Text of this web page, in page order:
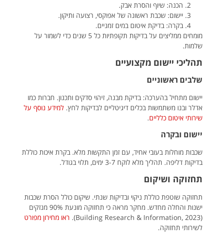
הכנה: שיוף והסרת אבק.
יישום: שכבת ראשונה של אפוקסי, רצועה ותיקון.
בקרה: בדיקת איטום במים זמניים.
מומחים ממליצים על בדיקות תקופתיות כל 5 שנים כדי לשמור על
שלמות.
תהליכי יישום מקצועיים
שלבים ראשוניים
יישום מתחיל בהערכה: בדיקת מבנה, זיהוי סדקים ותכנון. חברות כמו
אדלר ובנו משתמשות בכלים דיגיטליים לבדיקות לחץ. למידע נוסף על
שירותי איטום כלליים.
יישום ובקרה
שכבות מוחלות בעובי אחיד, עם זמן התקשות מלא. בקרת איכות כוללת
בדיקות דליפה. תהליך מלא לוקח 3-7 ימים, תלוי בגודל.
תחזוקה ושיקום
תחזוקה שוטפת כוללת ניקוי ובדיקות שנתי. שיקום כולל הסרת שכבות
ישנות והחלה מחדש. מחקר מראה כי תחזוקה מונעת 90% מנזקים
(Building Research & Information, 2023).
ראו מחירון מפורט
לשירותי תחזוקה.